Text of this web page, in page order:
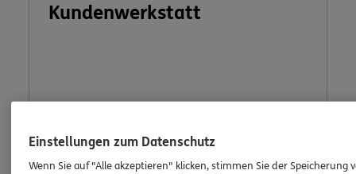
Kundenwerkstatt
Kundenwerkstatt.
Einstellungen zum Datenschutz
Wenn Sie auf "Alle akzeptieren" klicken, stimmen Sie der Speicherung